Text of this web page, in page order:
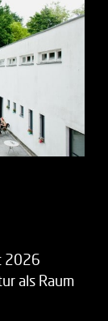
2026
als Raum